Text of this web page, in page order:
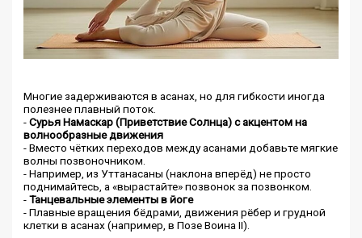
Многие задерживаются в асанах, но для гибкости иногда
полезнее плавный поток.
-Сурья Намаскар (Приветствие Солнца) с акцентом на
волнообразные движения
- Вместо чётких переходов между асанами добавьте мягкие
волны позвоночником.
- Например, из Уттанасаны (наклона вперёд) не просто
поднимайтесь, а «вырастайте» позвонок за позвонком.
-Танцевальные элементы в йоге
- Плавные вращения бёдрами, движения рёбер и грудной
клетки в асанах (например, в Позе Воина II).